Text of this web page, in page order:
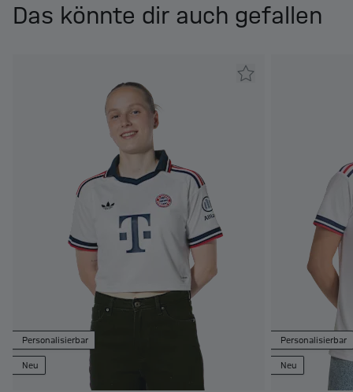
Das könnte dir auch gefallen
Personalisierbar
Neu
Personalisierbar
Neu